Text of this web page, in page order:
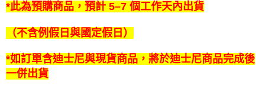
*此為預購商品，預計 5–7 個工作天內出貨
（不含例假日與國定假日）
*如訂單含迪士尼與現貨商品，將於迪士尼商品完成後
一併出貨